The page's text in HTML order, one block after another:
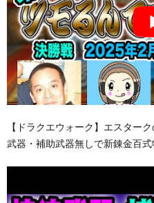
【ドラクエウォーク】エスター
武器・補助武器無しで新錬金百